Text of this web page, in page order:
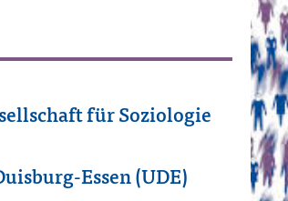
für Soziologie
Essen (UDE)